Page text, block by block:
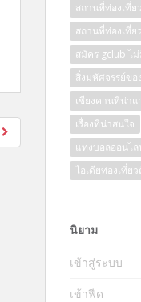
สถานที่ท่องเที่ย
สถานที่ท่องเที่
สมัคร gclub ไ
สิ่งมหัศจรรย์ขอ
เชียงคานที่น่าแ
เรื่องที่น่าสนใจ
แทงบอลออนไ
ไอเดียท่องเที่ย
นิยาม
เข้าสู่ระบบ
เข้าฟีด